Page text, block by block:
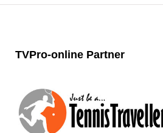
TVPro-online Partner